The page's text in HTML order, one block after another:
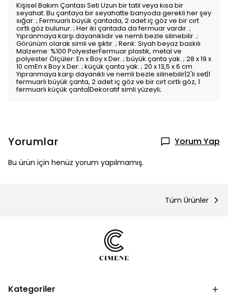
Kişisel Bakım Çantası Seti Uzun bir tatil veya kısa bir
seyahat: Bu çantaya bir seyahatte banyoda gerekli her şey
sığar. ; Fermuarlı büyük çantada, 2 adet iç göz ve bir cırt
cırtlı göz bulunur. ; Her iki çantada da fermuar vardır. ;
Yıpranmaya karşı dayanıklıdır ve nemli bezle silinebilir. ;
Görünüm olarak simli ve şıktır. ; Renk: Siyah beyaz baskılı
Malzeme: %100 PolyesterFermuar plastik, metal ve
polyester Ölçüler: En x Boy x Der. ; büyük çanta yak. ; 28 x 19 x
10 cmEn x Boy x Der. ; küçük çanta yak. ; 20 x 13,5 x 6 cm
Yıpranmaya karşı dayanıklı ve nemli bezle silinebilir|2'li set|1
fermuarlı büyük çanta, 2 adet iç göz ve bir cırt cırtlı göz, 1
fermuarlı küçük çanta|Dekoratif simli yüzeyli;
Yorumlar Yorum Yap
Bu ürün için henüz yorum yapılmamış.
Tüm Ürünler
Kategoriler